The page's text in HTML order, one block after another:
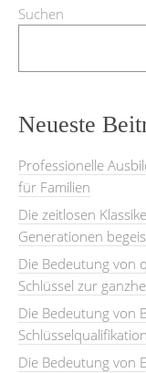
Suchen
Neueste
Professionelle
für Familien
Die zeitlosen
Generationen
Die Bedeutung von
Schlüssel zur
Die Bedeutung von
Die Bedeutung von